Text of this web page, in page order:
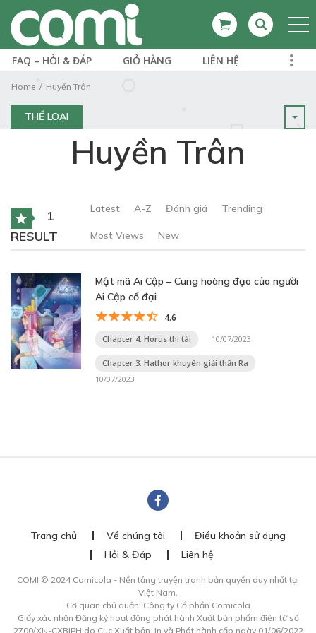
FAQ – HỎI & ĐÁP GIỎ HÀNG LIÊN HỆ
Home Huyền Trân
THỂ LOẠI
Huyền Trân
1
RESULT
Latest A-Z Đánh giá Trending
Most Views New
Mật mã Ai Cập – Cung hoàng đạo của người
Ai Cập cổ đại
4.6
Chapter 4: Horus thi tài 10/07/2023
Chapter 3: Hathor khuyên giải thần Ra
10/07/2023
Trang chủ Về chúng tôi
Điều khoản sử dụng
Hỏi & Đáp
Liên hệ
COMI © 2024 Comicola - Nền tảng truyện tranh bản quyền duy nhất tại
Việt Nam.
Cơ quan chủ quản: Công ty Cổ phần Comicola
Giấy xác nhận Đăng ký hoạt động phát hành Xuất bản phẩm điện tử số
2700/XN-CXBIPH do Cục Xuất bản, In và Phát hành cấp ngày 01/06/2022